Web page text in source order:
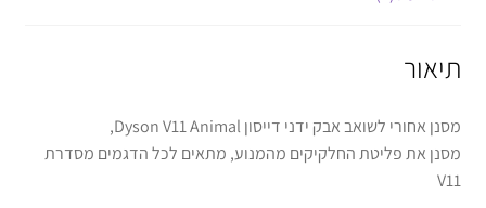
תיאור
מסנן אחורי לשואב אבק ידני דייסון Dyson V11 Animal,
מסנן את פליטת החלקיקים מהמנוע, מתאים לכל הדגמים מסדרת
V11